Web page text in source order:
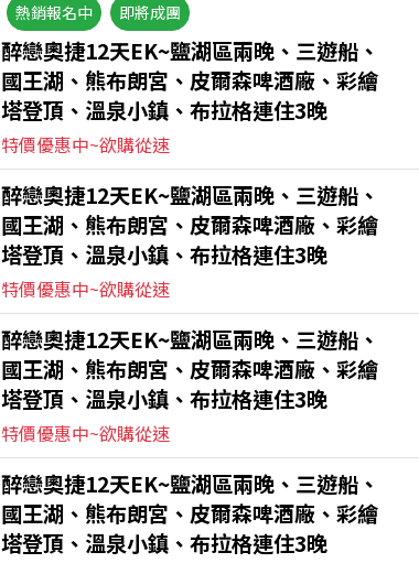
熱銷報名中 即將成團
醉戀奧捷12天EK~鹽湖區兩晚、三遊船、
國王湖、熊布朗宮、皮爾森啤酒廠、彩繪
塔登頂、溫泉小鎮、布拉格連住3晚
特價優惠中~欲購從速
醉戀奧捷12天EK~鹽湖區兩晚、三遊船、
國王湖、熊布朗宮、皮爾森啤酒廠、彩繪
塔登頂、溫泉小鎮、布拉格連住3晚
特價優惠中~欲購從速
醉戀奧捷12天EK~鹽湖區兩晚、三遊船、
國王湖、熊布朗宮、皮爾森啤酒廠、彩繪
塔登頂、溫泉小鎮、布拉格連住3晚
特價優惠中~欲購從速
醉戀奧捷12天EK~鹽湖區兩晚、三遊船、
國王湖、熊布朗宮、皮爾森啤酒廠、彩繪
塔登頂、溫泉小鎮、布拉格連住3晚